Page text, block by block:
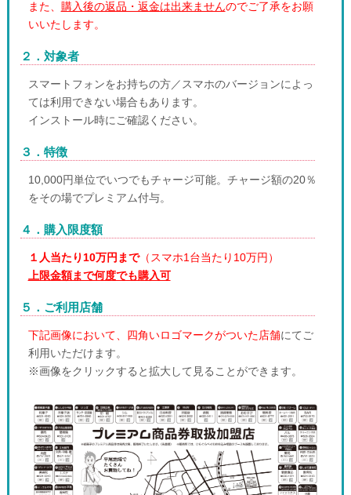
また、 購入後の返品・返金は出来ませんのでご了承をお願
いいたします。
２．対象者
スマートフォンをお持ちの方／スマホのバージョンによっ
ては利用できない場合もあります。
インストール時にご確認ください。
３．特徴
10,000円単位でいつでもチャージ可能。チャージ額の20％
をその場でプレミアム付与。
４．購入限度額
１人当たり10万円まで（スマホ1台当たり10万円）
上限金額まで何度でも購入可
５．ご利用店舗
下記画像において、四角いロゴマークがついた店舗にてご
利用いただけます。
※画像をクリックすると拡大して見ることができます。